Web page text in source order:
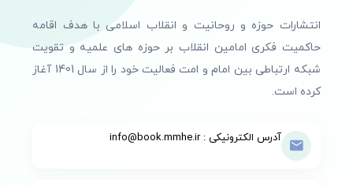
انتشارات حوزه و روحانیت و انقلاب اسلامی با هدف اقامه
حاکمیت فکری امامین انقلاب بر حوزه های علمیه و تقویت
شبکه ارتباطی بین امام و امت فعالیت خود را از سال 1401 آغاز
کرده است.
آدرس الکترونیکی : info@book.mmhe.ir